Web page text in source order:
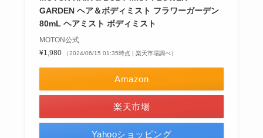
GARDEN ヘア＆ボディミスト フラワーガーデン
80mL ヘアミスト ボディミスト
MOTON公式
¥1,980
（2024/06/15 01:35時点 | 楽天市場調べ）
Amazon
楽天市場
Yahooショッピング